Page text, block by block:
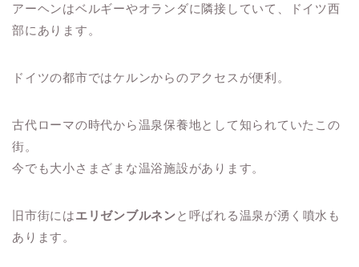
アーヘンはベルギーやオランダに隣接していて、ドイツ西
部にあります。
ドイツの都市ではケルンからのアクセスが便利。
古代ローマの時代から温泉保養地として知られていたこの
街。
今でも大小さまざまな温浴施設があります。
旧市街にはエリゼンブルネンと呼ばれる温泉が湧く噴水も
あります。